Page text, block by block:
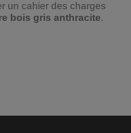
un cahier des charges
bois gris anthracite.